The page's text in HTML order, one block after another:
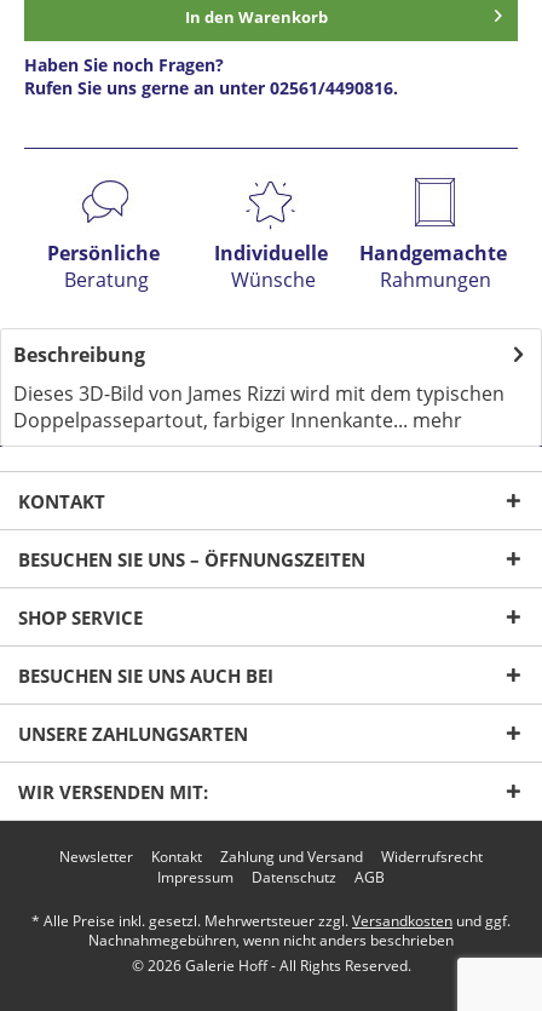
In den Warenkorb
Haben Sie noch Fragen?
Rufen Sie uns gerne an unter 02561/4490816.
Preis anfragen
Ich habe die
Mit * gekennzeichnete Felder sind Pflichtfelder.
Senden
Persönliche
Beratung
Individuelle
Wünsche
Handgemachte
Rahmungen
Beschreibung
Dieses 3D-Bild von James Rizzi wird mit dem typischen
Doppelpassepartout, farbiger Innenkante... mehr
KONTAKT
BESUCHEN SIE UNS – ÖFFNUNGSZEITEN
SHOP SERVICE
BESUCHEN SIE UNS AUCH BEI
UNSERE ZAHLUNGSARTEN
WIR VERSENDEN MIT:
Newsletter Kontakt Zahlung und Versand
Widerrufsrecht
Impressum
Datenschutz AGB
* Alle Preise inkl. gesetzl. Mehrwertsteuer zzgl.Versandkosten und ggf.
Nachnahmegebühren, wenn nicht anders beschrieben
© 2026 Galerie Hoff - All Rights Reserved.